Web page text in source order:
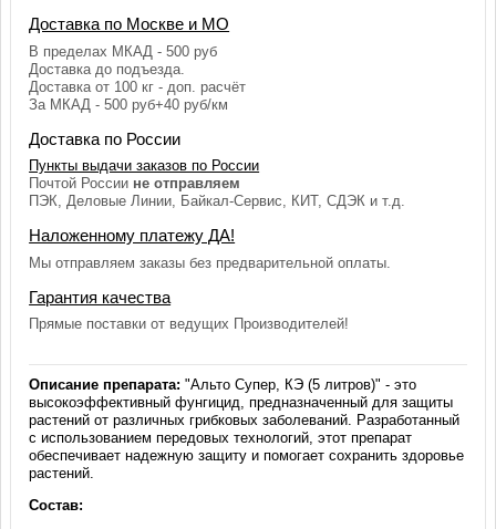
Доставка по Москве и МО
В пределах МКАД - 500 руб
Доставка до подъезда.
Доставка от 100 кг - доп. расчёт
За МКАД - 500 руб+40 руб/км
Доставка по России
Пункты выдачи заказов по России
Почтой России не отправляем
ПЭК, Деловые Линии, Байкал-Сервис, КИТ, СДЭК и т.д.
Наложенному платежу ДА!
Мы отправляем заказы без предварительной оплаты.
Гарантия качества
Прямые поставки от ведущих Производителей!
Описание препарата: "Альто Супер, КЭ (5 литров)" - это
высокоэффективный фунгицид, предназначенный для защиты
растений от различных грибковых заболеваний. Разработанный
с использованием передовых технологий, этот препарат
обеспечивает надежную защиту и помогает сохранить здоровье
растений.
Состав: